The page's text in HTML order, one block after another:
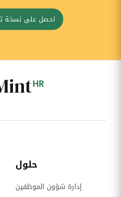
احصل على نسخة
حلول
إدارة شؤون الموظفين